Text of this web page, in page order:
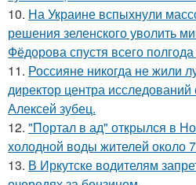
10. На Украине вспыхнули
решения зеленского уволить
Фёдорова спустя всего
11. Россияне никогда не жили
директор центра
Алексей зубец.
12. "Портал в ад" открылся в
холодной воды жителей около
13. В Иркутске водителям